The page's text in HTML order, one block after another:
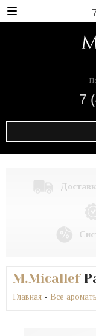
7
M.Micallef
Главная - Все